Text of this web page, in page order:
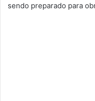
sendo preparado para